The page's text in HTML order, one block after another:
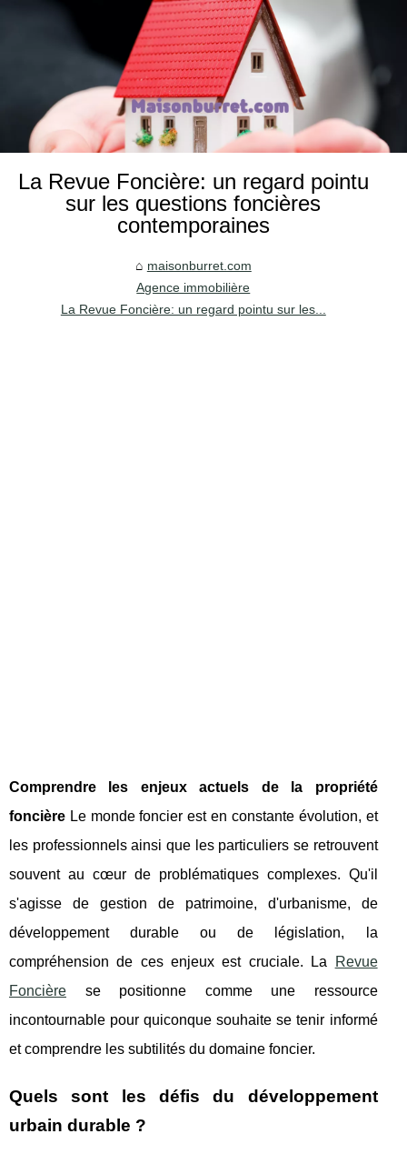
La Revue Foncière: un regard pointu
sur les questions foncières
contemporaines
maisonburret.com
Agence immobilière
La Revue Foncière: un regard pointu sur les...
Comprendre les enjeux actuels de la propriété
foncière Le monde foncier est en constante évolution, et
les professionnels ainsi que les particuliers se retrouvent
souvent au cœur de problématiques complexes. Qu'il
s'agisse de gestion de patrimoine, d'urbanisme, de
développement durable ou de législation, la
compréhension de ces enjeux est cruciale. La
Revue
Foncière se positionne comme une ressource
incontournable pour quiconque souhaite se tenir informé
et comprendre les subtilités du domaine foncier.
Quels sont les défis du développement
urbain durable ?